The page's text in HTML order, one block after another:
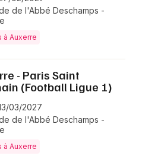
de l'Abbé Deschamps -
à Auxerre
- Paris Saint
(Football Ligue 1)
03/2027
de l'Abbé Deschamps -
à Auxerre